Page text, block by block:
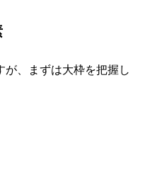
が、まずは大枠を把握し